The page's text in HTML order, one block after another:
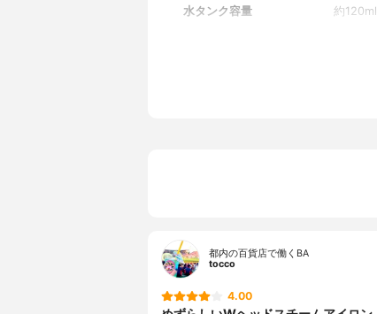
水タンク容量
約120ml
都内の百貨店で働くBA
tocco
4.00